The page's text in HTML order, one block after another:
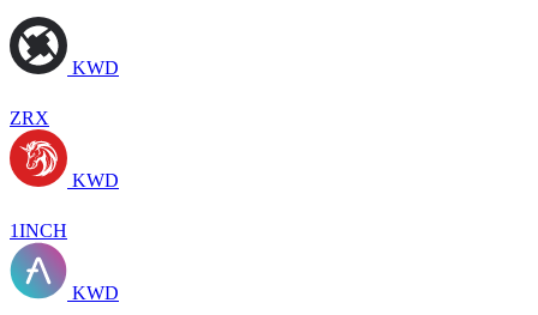
KWD
ZRX
KWD
1INCH
KWD